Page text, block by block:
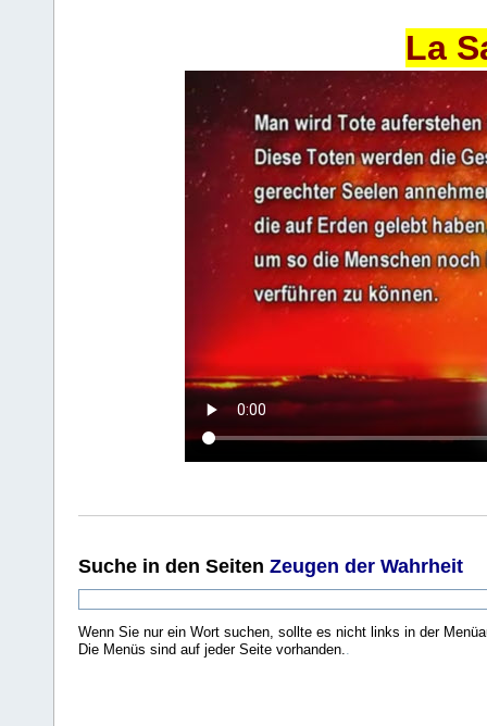
La
Suche in den Seiten Zeugen der Wahrheit
Wenn Sie nur ein Wort suchen, sollte es nicht links in der
Die Menüs sind auf jeder Seite vorhanden..